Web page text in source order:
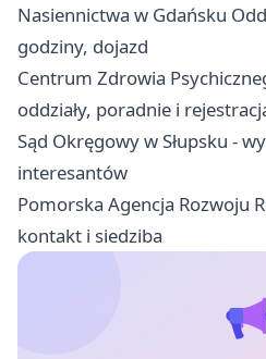
Nasiennictwa w Gdańsku
godziny, dojazd
Centrum Zdrowia
oddziały, poradnie i
Sąd Okręgowy w Słupsku -
interesantów
Pomorska Agencja Rozwoju
kontakt i siedziba